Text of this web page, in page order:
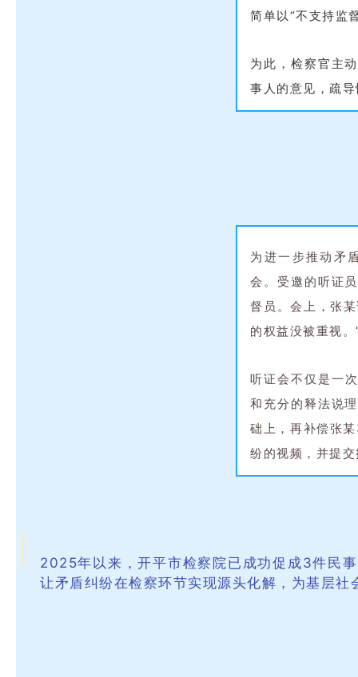
简单以“不支持监
为此，检察官主
事人的意见，疏
为进一步推动矛
会。受邀的听证
督员。会上，张
的权益没被重视
听证会不仅是一
和充分的释法说
础上，再补偿张
纷的视频，并提
2025年以来，开平市检察院已成功促成3件民
让矛盾纠纷在检察环节实现源头化解，为基层社